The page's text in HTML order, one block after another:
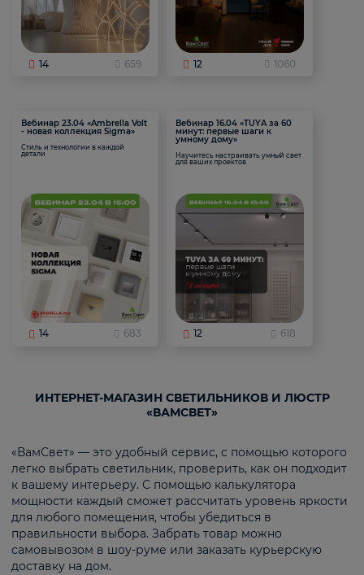
14 659 12 1060
Вебинар 23.04 «Ambrella Volt
- новая коллекция Sigma»
Стиль и технологии в каждой
детали
14 683
Вебинар 16.04 «TUYA за 60
минут: первые шаги к
умному дому»
Научитесь настраивать умный свет
для ваших проектов
12 618
ИНТЕРНЕТ-МАГАЗИН СВЕТИЛЬНИКОВ И ЛЮСТР
«ВАМСВЕТ»
«ВамСвет» — это удобный сервис, с помощью которого
легко выбрать светильник, проверить, как он подходит
к вашему интерьеру. С помощью калькулятора
мощности каждый сможет рассчитать уровень яркости
для любого помещения, чтобы убедиться в
правильности выбора. Забрать товар можно
самовывозом в шоу-руме или заказать курьерскую
доставку на дом.